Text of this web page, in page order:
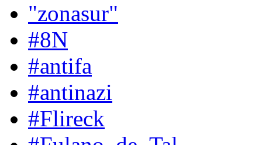
"zonasur"
#8N
#antifa
#antinazi
#Flireck